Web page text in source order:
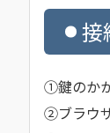
接
①鍵のか
②ブラウ